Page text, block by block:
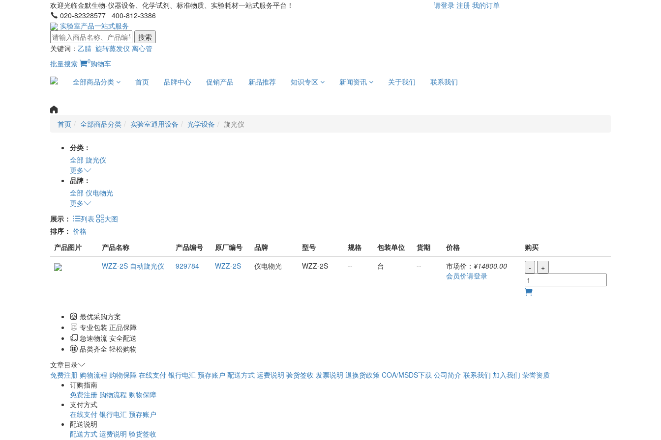
欢迎光临金默生物-仪器设备、化学试剂、标准物质、实验耗材一站式服务平台！
020-82328577 400-812-3386
请登录 注册 我的订单
实验室产品一站式服务
搜索
关键词： 乙腈 旋转蒸发仪 离心管
批量搜索
0购物车
全部商品分类
首页 品牌中心 促销产品 新品推荐 知识专区 新闻资讯 关于我们 联系我们
首页 全部商品分类 实验室通用设备 光学设备 旋光仪
分类：
全部 旋光仪
更多
品牌：
全部 仪电物光
更多
展示：
列表
大图
排序： 价格
产品图片
产品名称 产品编号 原厂编号 品牌 型号 规格 包装单位 货期 价格
购买
WZZ-2S 自动旋光仪
929784 WZZ-2S 仪电物光 WZZ-2S -- 台 -- 市场价： ¥14800.00
会员价请登录
- +
最优采购方案
专业包装 正品保障
急速物流 安全配送
品类齐全 轻松购物
文章目录
免费注册 购物流程 购物保障 在线支付 银行电汇 预存账户 配送方式 运费说明 验货签收 发票说明 退换货政策 COA/MSDS下载 公司简介 联系我们 加入我们 荣誉资质
订购指南
免费注册 购物流程 购物保障
支付方式
在线支付 银行电汇 预存账户
配送说明
配送方式 运费说明 验货签收